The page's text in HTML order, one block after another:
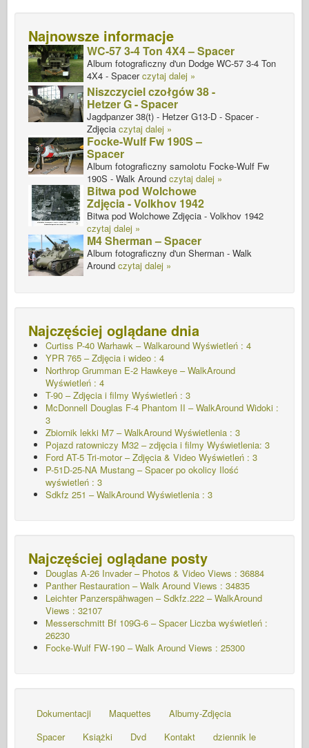
Najnowsze informacje
WC-57 3-4 Ton 4X4 – Spacer
Album fotograficzny d'un Dodge WC-57 3-4 Ton
4X4 - Spacerczytaj dalej »
Niszczyciel czołgów 38 -
Hetzer G - Spacer
Jagdpanzer 38(t) - Hetzer G13-D - Spacer -
Zdjęcia czytaj dalej »
Focke-Wulf Fw 190S –
Spacer
Album fotograficzny samolotu Focke-Wulf Fw
190S - Walk Around czytaj dalej »
Bitwa pod Wolchowe
Zdjęcia - Volkhov 1942
Bitwa pod Wolchowe Zdjęcia - Volkhov 1942
czytaj dalej »
M4 Sherman – Spacer
Album fotograficzny d'un Sherman - Walk
Around czytaj dalej »
Najczęściej oglądane dnia
Curtiss P-40 Warhawk – Walkaround Wyświetleń : 4
YPR 765 – Zdjęcia i wideo : 4
Northrop Grumman E-2 Hawkeye – WalkAround
Wyświetleń : 4
T-90 – Zdjęcia i filmy Wyświetleń : 3
McDonnell Douglas F-4 Phantom II – WalkAround Widoki :
3
Zbiornik lekki M7 – WalkAround Wyświetlenia : 3
Pojazd ratowniczy M32 – zdjęcia i filmy Wyświetlenia: 3
Ford AT-5 Tri-motor – Zdjęcia & Video Wyświetleń : 3
P-51D-25-NA Mustang – Spacer po okolicy Ilość
wyświetleń : 3
Sdkfz 251 – WalkAround Wyświetlenia : 3
Najczęściej oglądane posty
Douglas A-26 Invader – Photos & Video Views : 36884
Panther Restauration – Walk Around Views : 34835
Leichter Panzerspähwagen – Sdkfz.222 – WalkAround
Views : 32107
Messerschmitt Bf 109G-6 – SpacerLiczba wyświetleń :
26230
Focke-Wulf FW-190 – Walk Around Views : 25300
Dokumentacji Maquettes
Albumy-Zdjęcia
Spacer
Książki Dvd Kontakt dziennik le